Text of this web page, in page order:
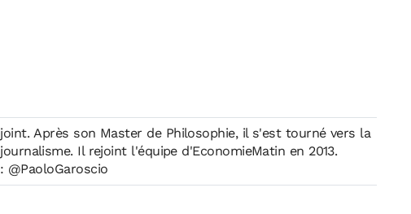
tourné vers la
Il rejoint l'équipe d'EconomieMatin en 2013.
@PaoloGaroscio